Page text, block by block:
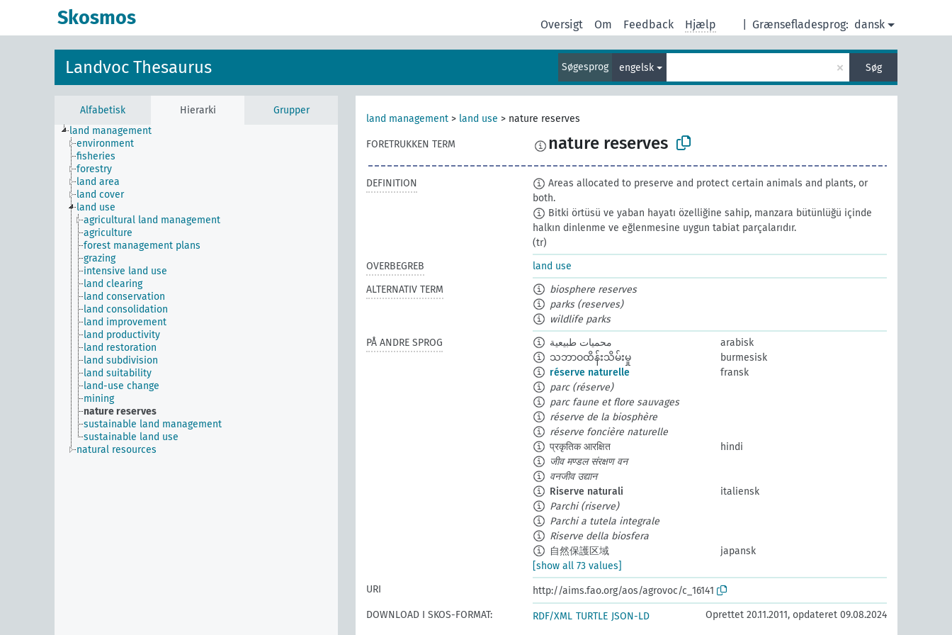
Skosmos Grænsefladesprog: dansk
Oversigt Om Feedback Hjælp
Landvoc Thesaurus Søgesprog engelsk × Søg
Alfabetisk Hierarki
Grupper
land management
environment
fisheries
forestry
land area
land cover
land use
agricultural land management
agriculture
forest management plans
grazing
intensive land use
land clearing
land conservation
land consolidation
land improvement
land productivity
land restoration
land subdivision
land suitability
land-use change
mining
nature reserves
sustainable land management
sustainable land use
natural resources
land management > land use > nature reserves
FORETRUKKEN TERM nature reserves
DEFINITION
Areas allocated to preserve and protect certain animals and plants, or
both.
Bitki örtüsü ve yaban hayatı özelliğine sahip, manzara bütünlüğü içinde
halkın dinlenme ve eğlenmesine uygun tabiat parçalarıdır.
(tr)
OVERBEGREB
land use
ALTERNATIV TERM
biosphere reserves
parks (reserves)
wildlife parks
PÅ ANDRE SPROG
محميات طبيعية
arabisk
သဘာဝထိန်းသိမ်းမှု
burmesisk
réserve naturelle
fransk
parc (réserve)
parc faune et flore sauvages
réserve de la biosphère
réserve foncière naturelle
प्रकृतिक आरक्षित
hindi
जीव मण्डल संरक्षण वन
वनजीव उद्यान
Riserve naturali
italiensk
Parchi (riserve)
Parchi a tutela integrale
Riserve della biosfera
自然保護区域
japansk
[show all 73 values]
URI
http://aims.fao.org/aos/agrovoc/c_16141
DOWNLOAD I SKOS-FORMAT:
RDF/XML TURTLE JSON-LD Oprettet 20.11.2011, opdateret 09.08.2024